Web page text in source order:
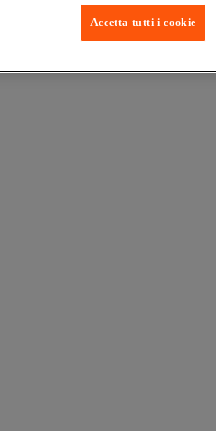
Accetta tutti i cookie